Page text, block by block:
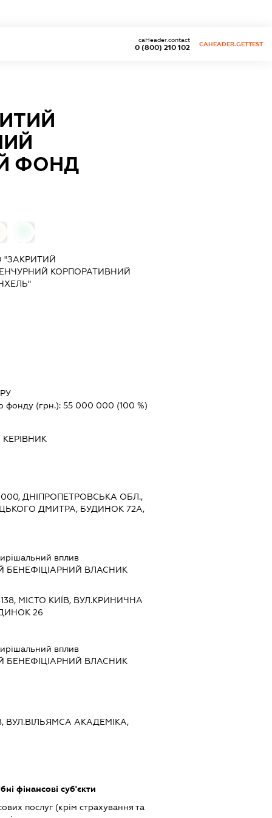
0 (800) 210 102
caHeader.contact
CAHEADER.GETTEST
ФОНД
"ЗАКРИТИЙ
КОРПОРАТИВНИЙ
фонду (грн.):55 000 000 (100 %)
КЕРІВНИК
ДНІПРОПЕТРОВСЬКА ОБЛ.,
ДМИТРА, БУДИНОК 72А,
вплив
БЕНЕФІЦІАРНИЙ ВЛАСНИК
МІСТО КИЇВ, ВУЛ.КРИНИЧНА
26
вплив
БЕНЕФІЦІАРНИЙ ВЛАСНИК
ВУЛ.ВІЛЬЯМСА АКАДЕМІКА,
фінансові суб'єкти
послуг (крім страхування та